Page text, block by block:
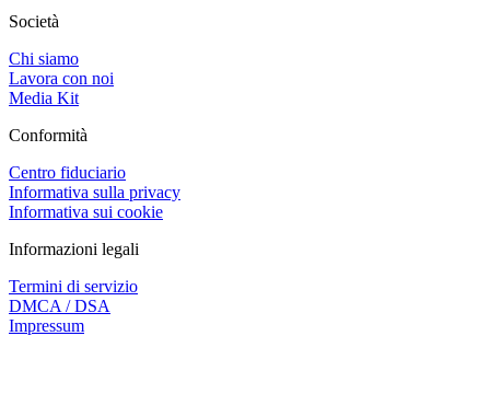
Società
Chi siamo
Lavora con noi
Media Kit
Conformità
Centro fiduciario
Informativa sulla privacy
Informativa sui cookie
Informazioni legali
Termini di servizio
DMCA / DSA
Impressum